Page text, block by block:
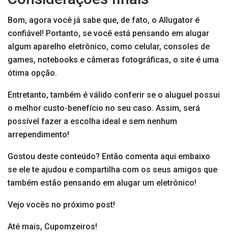
Bom, agora você já sabe que, de fato, o Allugator é
confiável! Portanto, se você está pensando em alugar
algum aparelho eletrônico, como celular, consoles de
games, notebooks e câmeras fotográficas, o site é uma
ótima opção.
Entretanto, também é válido conferir se o aluguel possui
o melhor custo-benefício no seu caso. Assim, será
possível fazer a escolha ideal e sem nenhum
arrependimento!
Gostou deste conteúdo? Então comenta aqui embaixo
se ele te ajudou e compartilha com os seus amigos que
também estão pensando em alugar um eletrônico!
Vejo vocês no próximo post!
Até mais, Cupomzeiros!